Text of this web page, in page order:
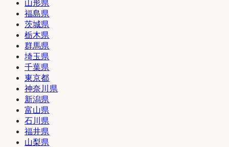
山形県
福島県
茨城県
栃木県
群馬県
埼玉県
千葉県
東京都
神奈川県
新潟県
富山県
石川県
福井県
山梨県